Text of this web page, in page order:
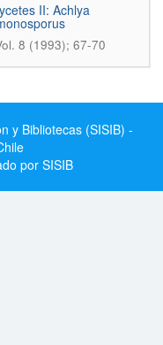
II: Achlya
8 (1993); 67-70
y Bibliotecas (SISIB) -
por SISIB